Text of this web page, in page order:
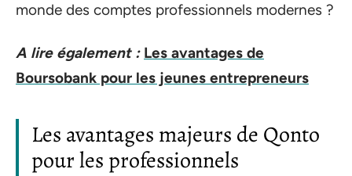
monde des comptes professionnels modernes ?
A lire également : Les avantages de
Boursobank pour les jeunes entrepreneurs
Les avantages majeurs de Qonto
pour les professionnels